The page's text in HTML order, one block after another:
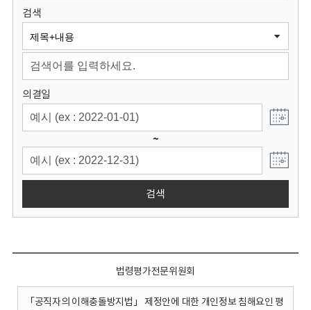
원
회
검색
의결일
~
검색
법령평가전문위원회
「공직자의 이해충돌방지법」 제정안에 대한 개인정보 침해요인 평